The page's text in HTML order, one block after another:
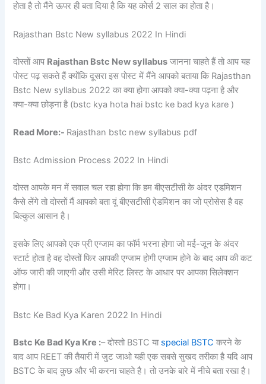
होता है तो मैंने ऊपर ही बता दिया है कि यह कोर्स 2 साल का होता है।
Rajasthan Bstc New syllabus 2022 In Hindi
दोस्तों आप Rajasthan Bstc New syllabus जानना चाहते हैं तो आप यह
पोस्ट पढ़ सकते हैं क्योंकि दूसरा इस पोस्ट में मैंने आपको बताया कि Rajasthan
Bstc New syllabus 2022 का क्या होगा आपको क्या-क्या पढ़ना है और
क्या-क्या छोड़ना है (bstc kya hota hai bstc ke bad kya kare )
Read More:- Rajasthan bstc new syllabus pdf
Bstc Admission Process 2022 In Hindi
दोस्त आपके मन में सवाल चल रहा होगा कि हम बीएसटीसी के अंदर एडमिशन
कैसे लेंगे तो दोस्तों मैं आपको बता दूं बीएसटीसी ऐडमिशन का जो प्रोसेस है वह
बिल्कुल आसान है।
इसके लिए आपको एक प्री एग्जाम का फॉर्म भरना होगा जो मई-जून के अंदर
स्टार्ट होता है वह दोस्तों फिर आपकी एग्जाम होगी एग्जाम होने के बाद आप की कट
ऑफ जारी की जाएगी और उसी मेरिट लिस्ट के आधार पर आपका सिलेक्शन
होगा।
Bstc Ke Bad Kya Karen 2022 In Hindi
Bstc Ke Bad Kya Kre :–दोस्तो BSTC या special BSTCकरने के
बाद आप REET की तैयारी में जुट जाओ यही एक सबसे सुखद तरीका है यदि आप
BSTC के बाद कुछ और भी करना चाहते है। तो उनके बारे में नीचे बता रखा है।